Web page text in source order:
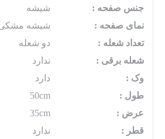
جنس صفحه :
شیشه
نمای صفحه :
شیشه
تعداد شعله :
دو شعله
شعله برقی :
ندارد
وک :
دارد
طول :
50cm
عرض :
35cm
قطر :
ندارد